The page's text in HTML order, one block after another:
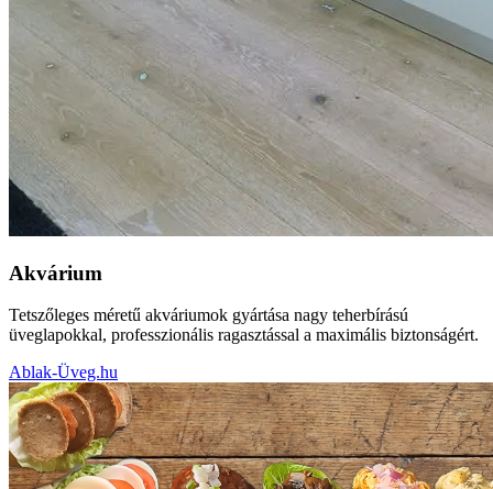
Akvárium
Tetszőleges méretű akváriumok gyártása nagy teherbírású
üveglapokkal, professzionális ragasztással a maximális biztonságért.
Ablak-Üveg.hu